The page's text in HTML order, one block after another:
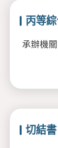
丙等
承辦機
切結